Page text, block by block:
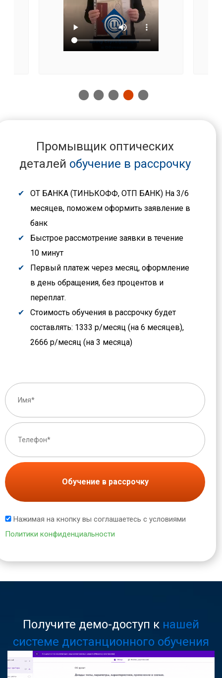
Промывщик оптических
деталей обучение в рассрочку
ОТ БАНКА (ТИНЬКОФФ, ОТП БАНК) На 3/6
месяцев, поможем оформить заявление в
банк
Быстрое рассмотрение заявки в течение
10 минут
Первый платеж через месяц, оформление
в день обращения, без процентов и
переплат.
Стоимость обучения в рассрочку будет
составлять: 1333 р/месяц (на 6 месяцев),
2666 р/месяц (на 3 месяца)
Обучение в рассрочку
Нажимая на кнопку вы соглашаетесь с условиями
Политики конфиденциальности
Получите демо-доступ к нашей
системе дистанционного обучения